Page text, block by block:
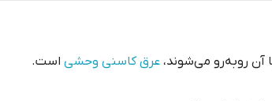
آن روبه‌رو می‌شوند، عرق کاسنی وحشی است.